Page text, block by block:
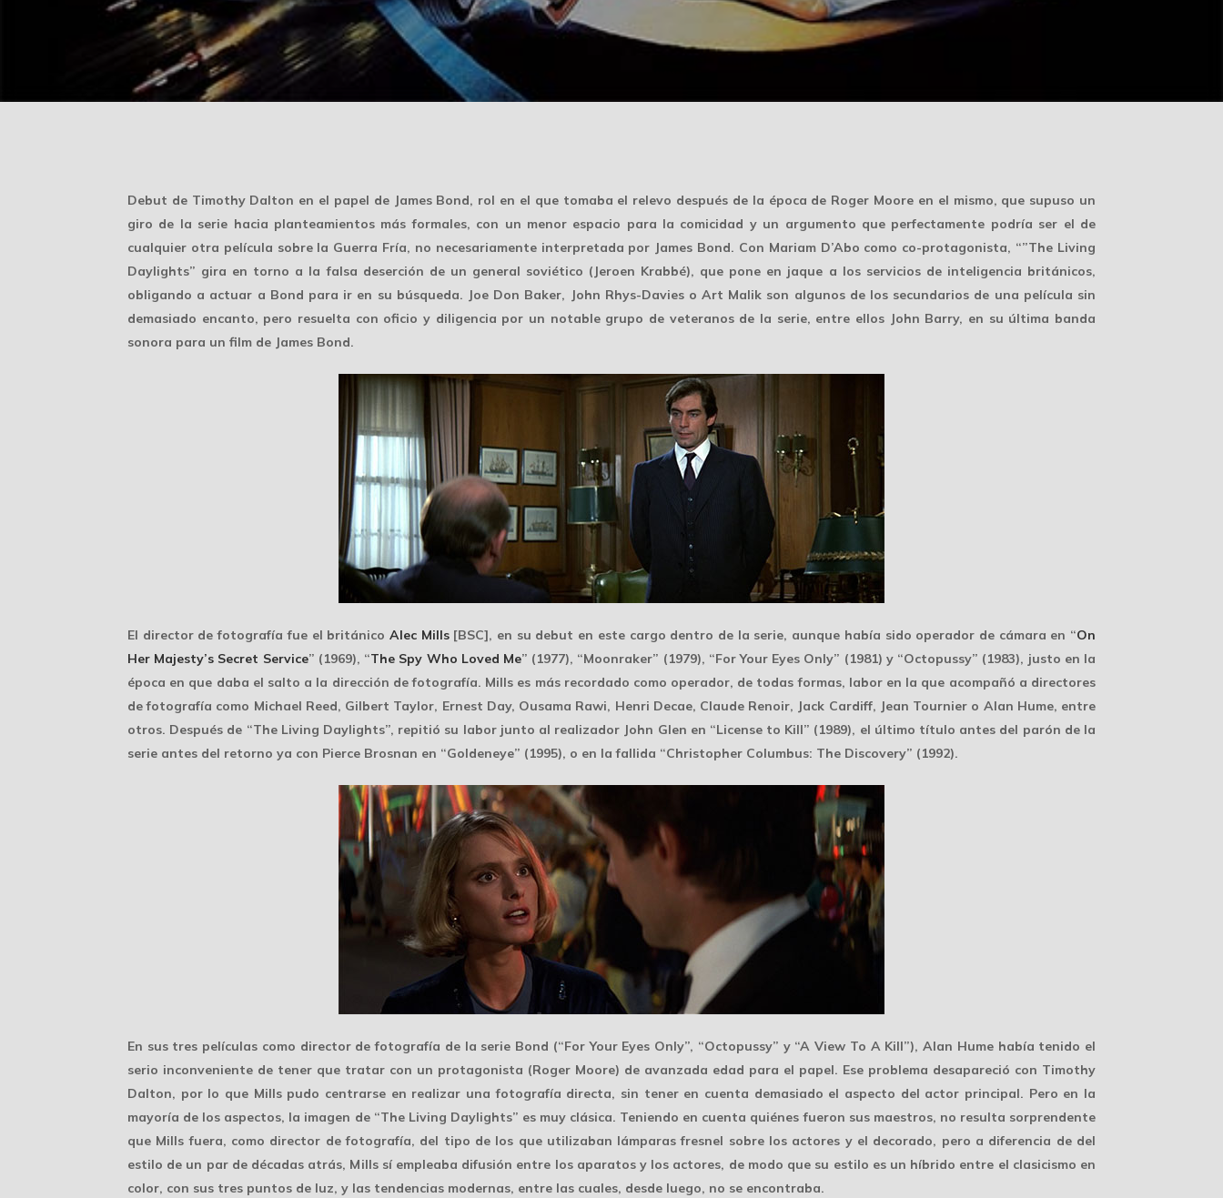
Debut de Timothy Dalton en el papel de James Bond, rol en el que tomaba el relevo después de la época de Roger Moore en el mismo, que supuso un
giro de la serie hacia planteamientos más formales, con un menor espacio para la comicidad y un argumento que perfectamente podría ser el de
cualquier otra película sobre la Guerra Fría, no necesariamente interpretada por James Bond. Con Mariam D’Abo como co-protagonista, “”The Living
Daylights” gira en torno a la falsa deserción de un general soviético (Jeroen Krabbé), que pone en jaque a los servicios de inteligencia británicos,
obligando a actuar a Bond para ir en su búsqueda. Joe Don Baker, John Rhys-Davies o Art Malik son algunos de los secundarios de una película sin
demasiado encanto, pero resuelta con oficio y diligencia por un notable grupo de veteranos de la serie, entre ellos John Barry, en su última banda
sonora para un film de James Bond.
El director de fotografía fue el británico Alec Mills[BSC], en su debut en este cargo dentro de la serie, aunque había sido operador de cámara en “On
Her Majesty’s Secret Service” (1969), “The Spy Who Loved Me” (1977), “Moonraker” (1979), “For Your Eyes Only” (1981) y “Octopussy” (1983), justo en la
época en que daba el salto a la dirección de fotografía. Mills es más recordado como operador, de todas formas, labor en la que acompañó a directores
de fotografía como Michael Reed, Gilbert Taylor, Ernest Day, Ousama Rawi, Henri Decae, Claude Renoir, Jack Cardiff, Jean Tournier o Alan Hume, entre
otros. Después de “The Living Daylights”, repitió su labor junto al realizador John Glen en “License to Kill” (1989), el último título antes del parón de la
serie antes del retorno ya con Pierce Brosnan en “Goldeneye” (1995), o en la fallida “Christopher Columbus: The Discovery” (1992).
En sus tres películas como director de fotografía de la serie Bond (“For Your Eyes Only”, “Octopussy” y “A View To A Kill”),Alan Humehabía tenido el
serio inconveniente de tener que tratar con un protagonista (Roger Moore) de avanzada edad para el papel. Ese problema desapareció con Timothy
Dalton, por lo que Mills pudo centrarse en realizar una fotografía directa, sin tener en cuenta demasiado el aspecto del actor principal. Pero en la
mayoría de los aspectos, la imagen de “The Living Daylights” es muy clásica. Teniendo en cuenta quiénes fueron sus maestros, no resulta sorprendente
que Mills fuera, como director de fotografía, del tipo de los que utilizaban lámparas fresnel sobre los actores y el decorado, pero a diferencia de del
estilo de un par de décadas atrás, Mills sí empleaba difusión entre los aparatos y los actores, de modo que su estilo es un híbrido entre el clasicismo en
color, con sus tres puntos de luz, y las tendencias modernas, entre las cuales, desde luego, no se encontraba.